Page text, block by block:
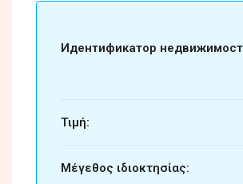
Идентификатор
Τιμή:
Μέγεθος ιδιοκτησίας: